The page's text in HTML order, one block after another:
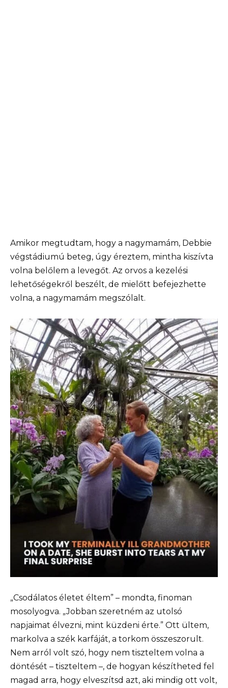
Amikor megtudtam, hogy a nagymamám, Debbie
végstádiumú beteg, úgy éreztem, mintha kiszívta
volna belőlem a levegőt. Az orvos a kezelési
lehetőségekről beszélt, de mielőtt befejezhette
volna, a nagymamám megszólalt.
„Csodálatos életet éltem” – mondta, finoman
mosolyogva. „Jobban szeretném az utolsó
napjaimat élvezni, mint küzdeni érte.” Ott ültem,
markolva a szék karfáját, a torkom összeszorult.
Nem arról volt szó, hogy nem tiszteltem volna a
döntését – tiszteltem –, de hogyan készítheted fel
magad arra, hogy elveszítsd azt, aki mindig ott volt,